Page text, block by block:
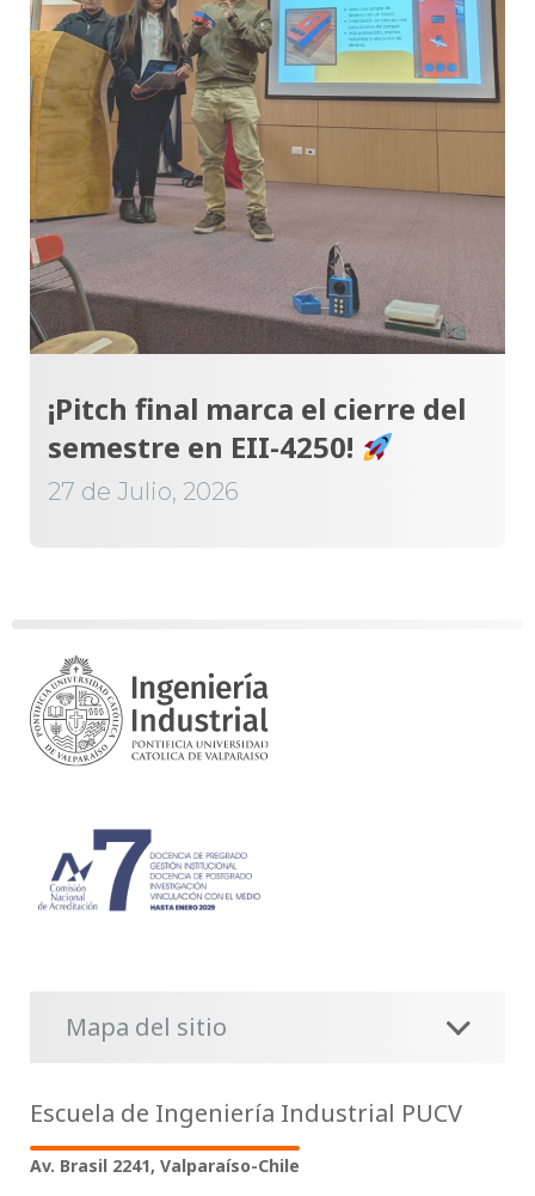
¡Pitch final marca el cierre del
semestre en EII-4250!
27 de Julio, 2026
Mapa del sitio
Escuela de Ingeniería Industrial PUCV
Av. Brasil 2241, Valparaíso-Chile